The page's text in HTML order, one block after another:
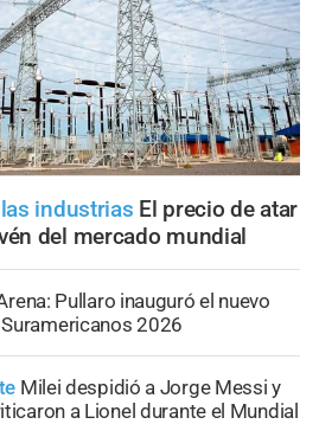
industrias El precio de atar
del mercado mundial
Pullaro inauguró el nuevo
2026
Milei despidió a Jorge Messi y
a Lionel durante el Mundial